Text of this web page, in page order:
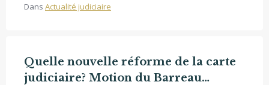
Dans Actualité judiciaire
Quelle nouvelle réforme de la carte
judiciaire? Motion du Barreau